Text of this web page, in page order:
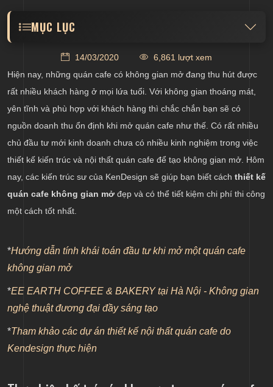
MỤC LỤC
cách khoa học
Sử dụng đồ nội thất có kích thước phù hợp với
diện tích
Tận dụng nguồn ánh sáng tự nhiên để tạo không
gian mở
Dùng màu sắc và lên ý tưởng trang trí quán cafe
một cách thông minh
14/03/2020
6,861 lượt xem
Hiện nay, những quán cafe có không gian mở đang thu hút được
rất nhiều khách hàng ở mọi lứa tuổi. Với không gian thoáng mát,
yên tĩnh và phù hợp với khách hàng thì chắc chắn bạn sẽ có
nguồn doanh thu ổn định khi mở quán cafe như thế. Có rất nhiều
chủ đầu tư mới kinh doanh chưa có nhiều kinh nghiệm trong việc
thiết kế kiến trúc và nội thất quán cafe để tạo không gian mở. Hôm
nay, các kiến trúc sư của KenDesign sẽ giúp bạn biết cách thiết kế
quán cafe không gian mở đẹp và có thể tiết kiệm chi phí thi công
một cách tốt nhất.
*Hướng dẫn tính khái toán đầu tư khi mở một quán cafe
không gian mở
*EE EARTH COFFEE & BAKERY tại Hà Nội - Không gian
nghệ thuật đương đại đầy sáng tạo
*Tham khảo các dự án thiết kế nội thất quán cafe do
Kendesign thực hiện